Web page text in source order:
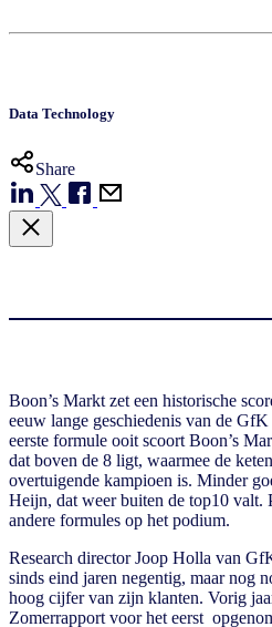
Data Technology
Share
Boon’s Markt zet een historische
eeuw lange geschiedenis van de
eerste formule ooit scoort Boon’s
dat boven de 8 ligt, waarmee de
overtuigende kampioen is. Minder
Heijn, dat weer buiten de top10 valt.
andere formules op het podium.
Research director Joop Holla van
sinds eind jaren negentig, maar nog
hoog cijfer van zijn klanten. Vorig
Zomerrapport voor het eerst